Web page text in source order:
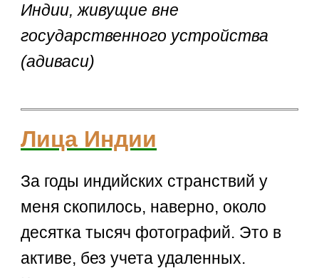
Индии, живущие вне
государственного устройства
(адиваси)
Лица Индии
За годы индийских странствий у
меня скопилось, наверно, около
десятка тысяч фотографий. Это в
активе, без учета удаленных.